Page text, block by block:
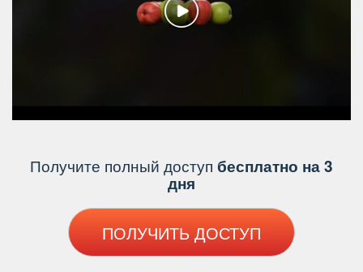
Получите полный доступ есплатно на 3
дня
ПОЛУЧИТЬ ДОСТУП